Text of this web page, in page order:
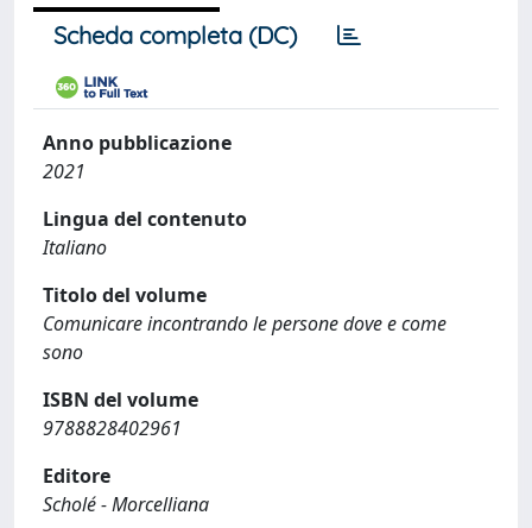
Scheda completa (DC)
Anno pubblicazione
2021
Lingua del contenuto
Italiano
Titolo del volume
Comunicare incontrando le persone dove e come
sono
ISBN del volume
9788828402961
Editore
Scholé - Morcelliana